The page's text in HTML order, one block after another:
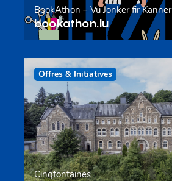
BookAthon – Vu Jonker fir Kanner
bookathon.lu
Offres & Initiatives
Cinqfontaines